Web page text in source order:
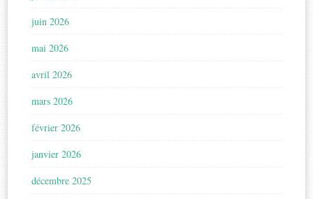
juin 2026
mai 2026
avril 2026
mars 2026
février 2026
janvier 2026
décembre 2025